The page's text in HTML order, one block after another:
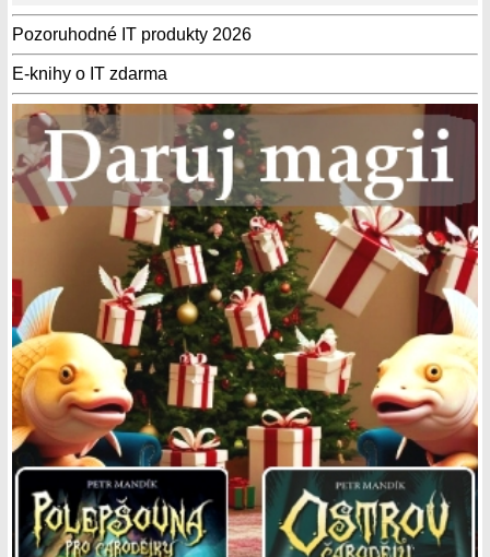
Pozoruhodné IT produkty 2026
E-knihy o IT zdarma